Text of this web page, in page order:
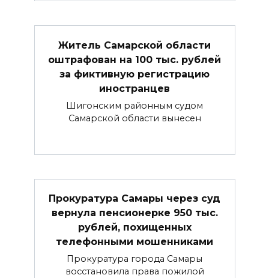
Житель Самарской области
оштрафован на 100 тыс. рублей
за фиктивную регистрацию
иностранцев
Шигонским районным судом
Самарской области вынесен
Прокуратура Самары через суд
вернула пенсионерке 950 тыс.
рублей, похищенных
телефонными мошенниками
Прокуратура города Самары
восстановила права пожилой